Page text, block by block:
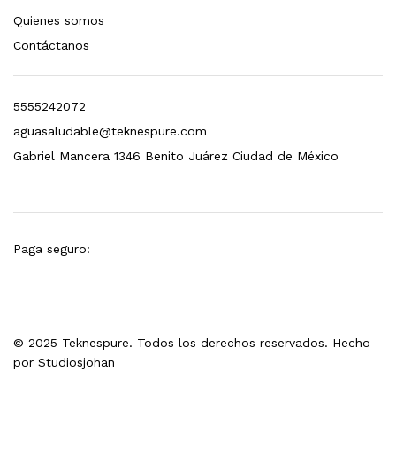
Quienes somos
Contáctanos
5555242072
aguasaludable@teknespure.com
Gabriel Mancera 1346 Benito Juárez Ciudad de México
© 2025 Teknespure. Todos los derechos reservados. Hecho
por Studiosjohan
Paga seguro: